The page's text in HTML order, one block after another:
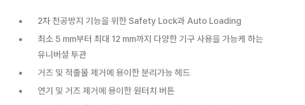
2차 천공방지 기능을 위한 Safety Lock과 Auto Loading
최소 5 mm부터 최대 12 mm까지 다양한 기구 사용을 가능케 하는
유니버셜 투관
거즈 및 적출물 제거에 용이한 분리가능 헤드
연기 및 거즈 제거에 용이한 원터치 버튼